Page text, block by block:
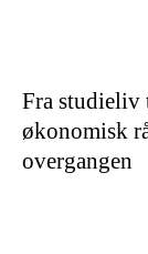
Fra
økonomisk
overgangen